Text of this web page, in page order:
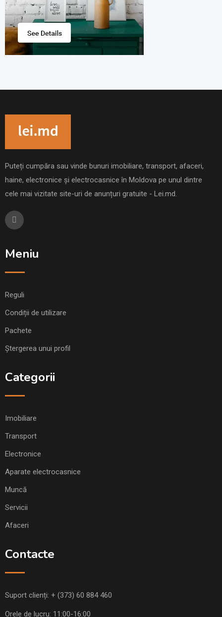
Puteți cumpăra sau vinde bunuri imobiliare, transport, afaceri,
haine, electronice și electrocasnice în Moldova pe unul dintre
cele mai vizitate site-uri de anunțuri gratuite - Lei.md.
Meniu
Reguli
Condiții de utilizare
Pachete
Ștergerea unui profil
Categorii
Imobiliare
Transport
Electronice
Aparate electrocasnice
Muncă
Servicii
Afaceri
Contacte
Suport clienți: + (373) 60 884 460
Orele de lucru: 11:00-16:00